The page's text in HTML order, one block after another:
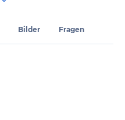
Bilder Fragen